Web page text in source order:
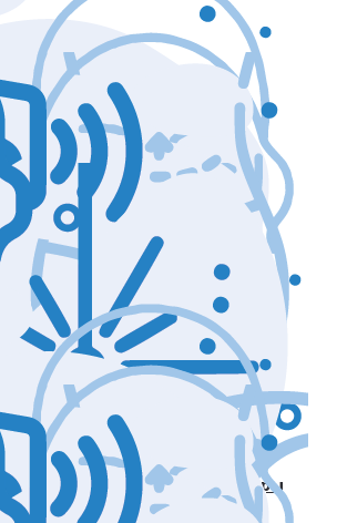
по уходу и чистке лица
массажа и коррекции фигуры